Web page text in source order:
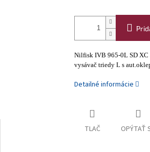
Nilfisk IVB 965-0L SD XC
vysávač triedy L s
Detailné informácie
TLAČ OPÝTAŤ